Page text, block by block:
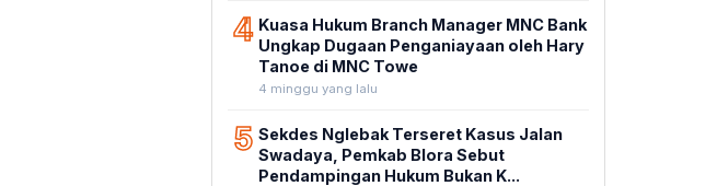
4 Kuasa Hukum Branch Manager MNC Bank
Ungkap Dugaan Penganiayaan oleh Hary
Tanoe di MNC Towe
4 minggu yang lalu
5 Sekdes Nglebak Terseret Kasus Jalan
Swadaya, Pemkab Blora Sebut
Pendampingan Hukum Bukan K...